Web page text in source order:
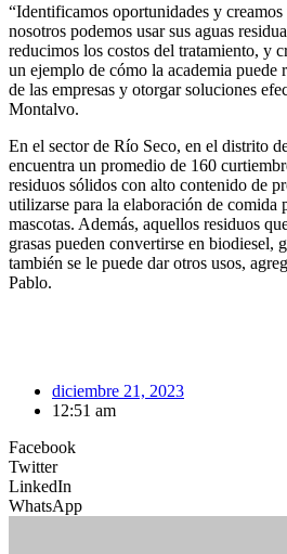
“Identificamos oportunidades y creamos
nosotros podemos usar sus aguas
reducimos los costos del tratamiento, y
un ejemplo de cómo la academia puede
de las empresas y otorgar soluciones
Montalvo.
En el sector de Río Seco, en el distrito
encuentra un promedio de 160
residuos sólidos con alto contenido de
utilizarse para la elaboración de comida
mascotas. Además, aquellos residuos
grasas pueden convertirse en biodiesel,
también se le puede dar otros usos,
Pablo.
diciembre 21, 2023
12:51 am
Facebook
Twitter
LinkedIn
WhatsApp